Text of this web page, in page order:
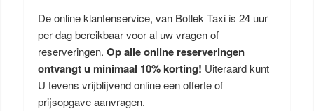
De online klantenservice, van Botlek Taxi is 24 uur
per dag bereikbaar voor al uw vragen of
reserveringen. Op alle online reserveringen
ontvangt u minimaal 10% korting! Uiteraard kunt
U tevens vrijblijvend online een offerte of
prijsopgave aanvragen.